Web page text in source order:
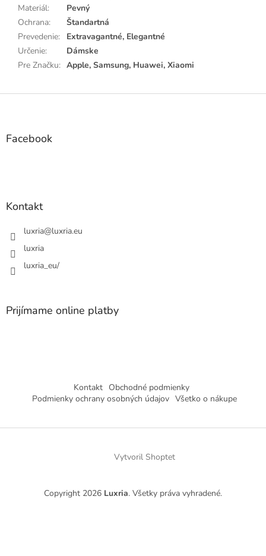
Materiál:
Pevný
Ochrana:
Štandartná
Prevedenie:
Extravagantné, Elegantné
Určenie:
Dámske
Pre Značku: Apple, Samsung, Huawei, Xiaomi
Z
Facebook
Kontakt
luxria@luxria.eu
luxria
luxria_eu/
Prijímame online platby
Kontakt Obchodné podmienky
Podmienky ochrany osobných údajov Všetko o nákupe
Vytvoril Shoptet
Copyright 2026 Luxria. Všetky práva vyhradené.